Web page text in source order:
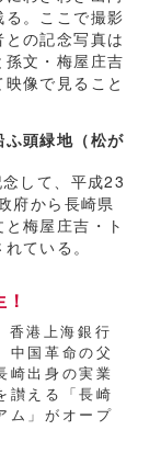
。ここで撮影
の記念写真は
孫文・梅屋庄吉
像で見ること
頭緑地（松が
して、平成23
府から長崎県
梅屋庄吉・ト
ている。
港上海銀行
中国革命の父
崎出身の実業
讃える「長崎
ム」がオープ